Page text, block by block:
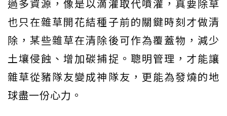
過多資源，像是以滴灌取代噴灌，真要除草
也只在雜草開花結種子前的關鍵時刻才做清
除，某些雜草在清除後可作為覆蓋物，減少
土壤侵蝕、增加碳捕捉。聰明管理，才能讓
雜草從豬隊友變成神隊友，更能為發燒的地
球盡一份心力。